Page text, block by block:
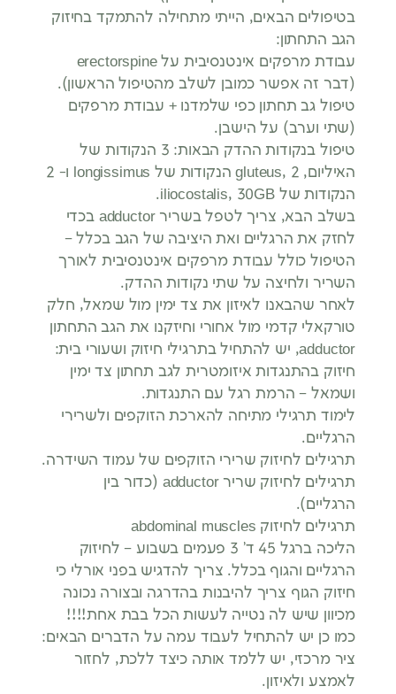
בטיפולים הבאים, הייתי מתחילה להתמקד בחיזוק
הגב התחתון:
עבודת מרפקים אינטנסיבית על erectorspine
(דבר זה אפשר כמובן לשלב מהטיפול הראשון).
טיפול גב תחתון כפי שלמדנו + עבודת מרפקים
(שתי וערב) על הישבן.
טיפול בנקודות ההדק הבאות: 3 הנקודות של
האיליום, gluteus, 2 הנקודות של longissimus ו- 2
הנקודות של iliocostalis, 30GB.
בשלב הבא, צריך לטפל בשריר adductor בכדי
לחזק את הרגליים ואת היציבה של הגב בכלל –
הטיפול כולל עבודת מרפקים אינטנסיבית לאורך
השריר ולחיצה על שתי נקודות ההדק.
לאחר שהבאנו לאיזון את צד ימין מול שמאל, חלק
טורקאלי קדמי מול אחורי וחיזקנו את הגב התחתון
adductor, יש להתחיל בתרגילי חיזוק ושעורי בית:
חיזוק בהתנגדות איזומטרית לגב תחתון צד ימין
ושמאל – הרמת רגל עם התנגדות.
לימוד תרגילי מתיחה להארכת הזוקפים ולשרירי
הרגליים.
תרגילים לחיזוק שרירי הזוקפים של עמוד השידרה.
תרגילים לחיזוק שריר adductor (כדור בין
הרגליים).
תרגילים לחיזוק abdominal muscles
הליכה ברגל 45 ד’ 3 פעמים בשבוע – לחיזוק
הרגליים והגוף בכלל. צריך להדגיש בפני אורלי כי
חיזוק הגוף צריך להיבנות בהדרגה ובצורה נכונה
מכיוון שיש לה נטייה לעשות הכל בבת אחת!!!!
כמו כן יש להתחיל לעבוד עמה על הדברים הבאים:
ציר מרכזי, יש ללמד אותה כיצד ללכת, לחזור
לאמצע ולאיזון.